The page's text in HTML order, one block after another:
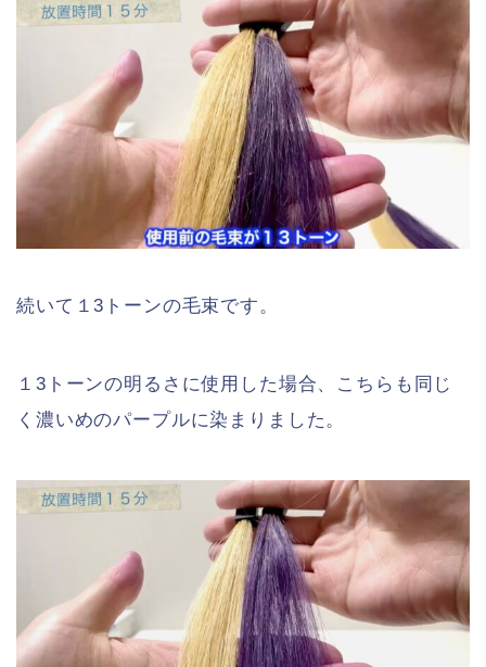
続いて１3トーンの毛束です。
１3トーンの明るさに使用した場合、こちらも同じ
く濃いめのパープルに染まりました。